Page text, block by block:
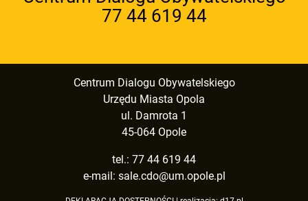
77 44 619 44
Centrum Dialogu Obywatelskiego
Urzędu Miasta Opola
ul. Damrota 1
45-064 Opole
tel.: 77 44 619 44
e-mail: sale.cdo@um.opole.pl